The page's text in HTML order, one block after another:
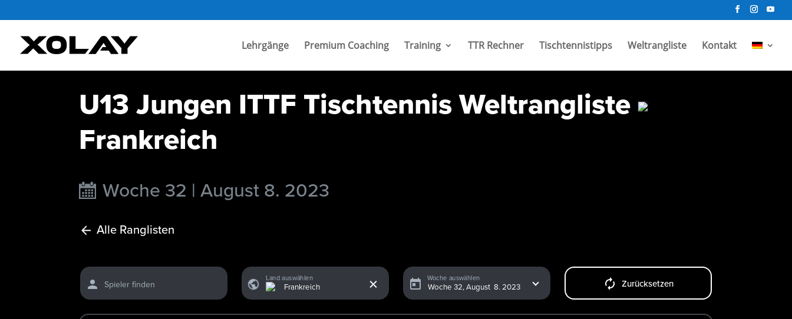
Lehrgänge Premium Coaching Training TTR Rechner Tischtennistipps Weltrangliste Kontakt
U13 Jungen ITTF Tischtennis Weltrangliste
Frankreich
Woche 32 | August 8. 2023
Alle Ranglisten
Spieler finden
Land auswählen Woche auswählen
Zurücksetzen